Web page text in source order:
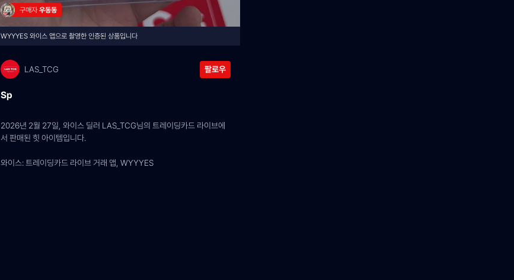
구매자 우동동
WYYYES 와이스 앱으로 촬영한 인증된 상품입니다
LAS_TCG 팔로우
Sp
2026년 2월 27일, 와이스 딜러 LAS_TCG님의 트레이딩카드 라이브에
서 판매된 힛 아이템입니다.
와이스: 트레이딩카드 라이브 거래 앱, WYYYES